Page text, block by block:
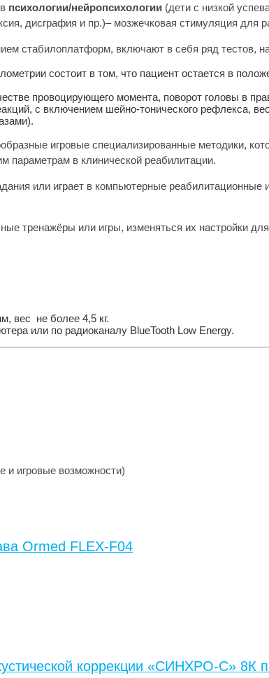
психологии/нейропсихологии (дети с низкой
дисграфия и пр.)– мозжечковая стимуляция для
стабилоплатформ, включают в себя ряд тестов,
состоит в том, что пациент остается в
провоцирующего момента, поворот головы в
с включением шейно-тонического рефлекса,
игровые специализированные методики,
параметрам в клинической реабилитации.
или играет в компьютерные
тренажёры или игры, изменяться их настройки
вес не более 4,5 кг.
или по радиоканалу BlueTooth Low Energy.
и игровые возможности)
Ormed FLEX-F04
коррекции «СИНХРО-С» 8К